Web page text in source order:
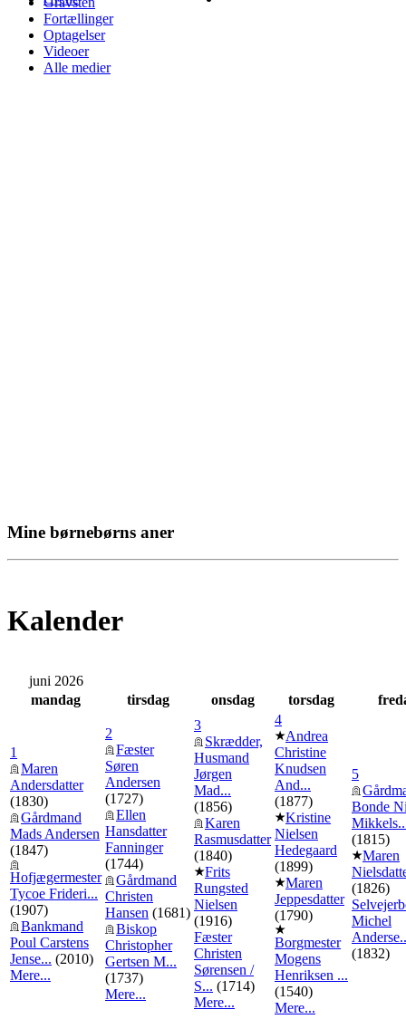
Fortællinger
Optagelser
Videoer
Alle medier
Mine børnebørns aner
Kalender
juni 2026
mandag
tirsdag onsdag torsdag
1
Maren
Andersdatter
(1830)
Gårdmand
Mads Andersen
(1847)
Hofjægermester
Tycoe Frideri...
(1907)
Bankmand
Poul Carstens
Jense... (2010)
Mere...
2
Fæster
Søren
Andersen
(1727)
Ellen
Hansdatter
Fanninger
(1744)
Gårdmand
Christen
Hansen (1681)
Biskop
Christopher
Gertsen M...
(1737)
Mere...
3
Skrædder,
Husmand
Jørgen
Mad...
(1856)
Karen
Rasmusdatter
(1840)
Frits
Rungsted
Nielsen
(1916)
Fæster
Christen
Sørensen /
S... (1714)
Mere...
4
Andrea
Christine
Knudsen
And...
(1877)
Kristine
Nielsen
Hedegaard
(1899)
Maren
Jeppesdatter
(1790)
Borgmester
Mogens
Henriksen ...
(1540)
Mere...
5
Bonde
(1815)
Maren
(1826)
Michel
(1832)